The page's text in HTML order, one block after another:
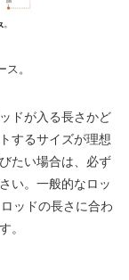
。
ドが入る長さかど
するサイズが理想
たい場合は、必ず
い。一般的なロッ
ッドの長さに合わ
。